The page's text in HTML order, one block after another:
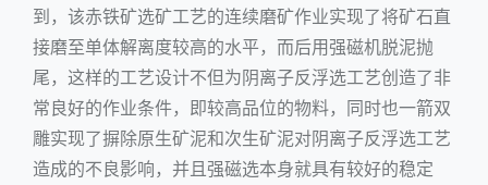
到，该赤铁矿选矿工艺的连续磨矿作业实现了将矿石直
接磨至单体解离度较高的水平，而后用强磁机脱泥抛
尾，这样的工艺设计不但为阴离子反浮选工艺创造了非
常良好的作业条件，即较高品位的物料，同时也一箭双
雕实现了摒除原生矿泥和次生矿泥对阴离子反浮选工艺
造成的不良影响，并且强磁选本身就具有较好的稳定